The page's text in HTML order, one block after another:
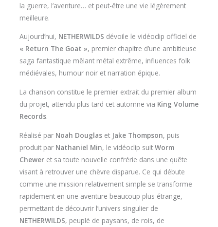
la guerre, l’aventure… et peut-être une vie légèrement
meilleure.
Aujourd’hui, NETHERWILDS dévoile le vidéoclip officiel de
« Return The Goat », premier chapitre d’une ambitieuse
saga fantastique mêlant métal extrême, influences folk
médiévales, humour noir et narration épique.
La chanson constitue le premier extrait du premier album
du projet, attendu plus tard cet automne via King Volume
Records.
Réalisé par Noah Douglas et Jake Thompson, puis
produit par Nathaniel Min, le vidéoclip suit Worm
Chewer et sa toute nouvelle confrérie dans une quête
visant à retrouver une chèvre disparue. Ce qui débute
comme une mission relativement simple se transforme
rapidement en une aventure beaucoup plus étrange,
permettant de découvrir l’univers singulier de
NETHERWILDS, peuplé de paysans, de rois, de